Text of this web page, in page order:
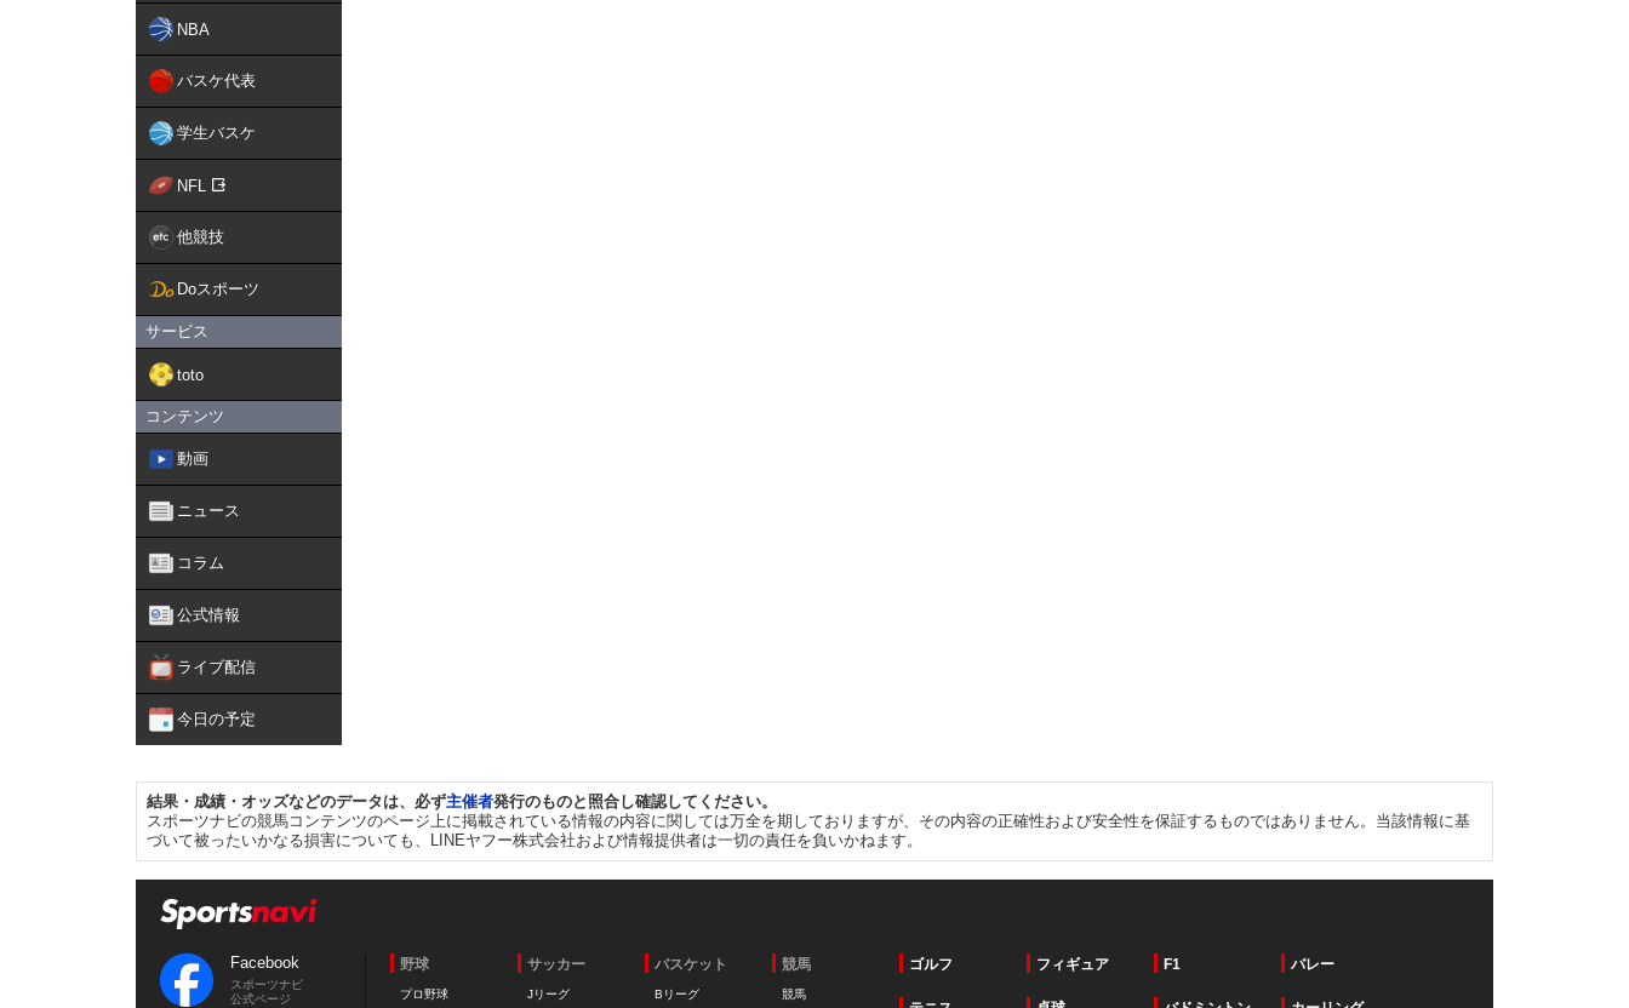
NBA
バスケ代表
学生バスケ
NFL
他競技
Doスポーツ
サービス
toto
コンテンツ
動画
ニュース
コラム
公式情報
ライブ配信
今日の予定
結果・成績・オッズなどのデータは、必ず主催者発行のものと照合し確認してください。
スポーツナビの競馬コンテンツのページ上に掲載されている情報の内容に関しては万全を期しておりますが、その内容の正確性および安全性を保証するものではありません。当該情報に基
づいて被ったいかなる損害についても、LINEヤフー株式会社および情報提供者は一切の責任を負いかねます。
Facebook
スポーツナビ
公式ページ
野球
プロ野球
サッカー
Jリーグ
バスケット
Bリーグ
競馬
競馬
ゴルフ フィギュア F1 バレー